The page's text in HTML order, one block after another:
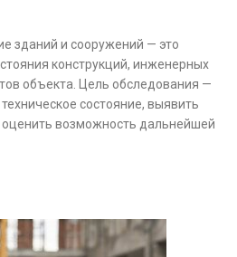
зданий и сооружений — это
конструкций, инженерных
объекта. Цель обследования —
состояние, выявить
возможность дальнейшей